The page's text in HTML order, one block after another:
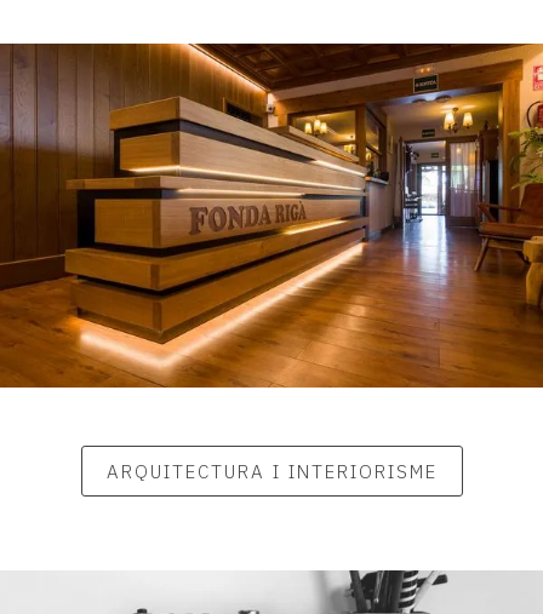
ARQUITECTURA I INTERIORISME